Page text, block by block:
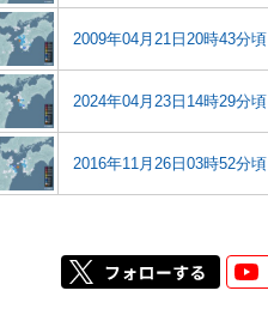
2009年04月21日20時43分頃
2024年04月23日14時29分頃
2016年11月26日03時52分頃